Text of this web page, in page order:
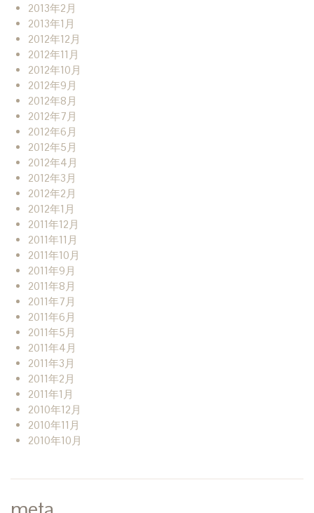
2013年2月
2013年1月
2012年12月
2012年11月
2012年10月
2012年9月
2012年8月
2012年7月
2012年6月
2012年5月
2012年4月
2012年3月
2012年2月
2012年1月
2011年12月
2011年11月
2011年10月
2011年9月
2011年8月
2011年7月
2011年6月
2011年5月
2011年4月
2011年3月
2011年2月
2011年1月
2010年12月
2010年11月
2010年10月